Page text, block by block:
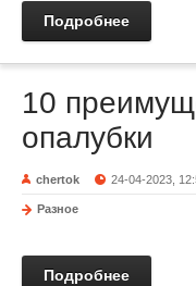
Подробнее
10
опалубки
chertok 24-04-2023,
Разное
Подробнее